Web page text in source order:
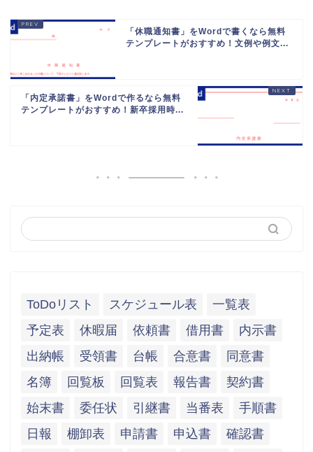
「休職通知書」をWordで書くなら無料
テンプレートがおすすめ！文例や例文...
「内定承諾書」をWordで作るなら無料
テンプレートがおすすめ！新卒採用時...
ToDoリスト スケジュール表
一覧表
予定表
休暇届 依頼書 借用書
内示書
出納帳
受領書 台帳 合意書
同意書
名簿
回覧板 回覧表 報告書
契約書
始末書
委任状 引継書 当番表
手順書
日報
棚卸表 申請書 申込書
確認書